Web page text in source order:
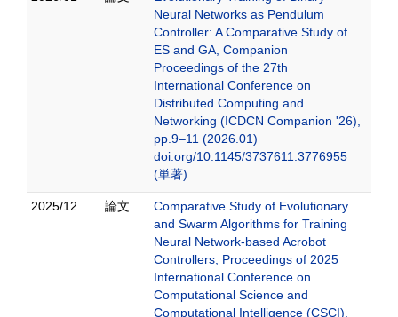
Neural Networks as Pendulum
Controller: A Comparative Study of
ES and GA, Companion
Proceedings of the 27th
International Conference on
Distributed Computing and
Networking (ICDCN Companion '26),
pp.9–11 (2026.01)
doi.org/10.1145/3737611.3776955
(単著)
2025/12 論文
Comparative Study of Evolutionary
and Swarm Algorithms for Training
Neural Network-based Acrobot
Controllers, Proceedings of 2025
International Conference on
Computational Science and
Computational Intelligence (CSCI),